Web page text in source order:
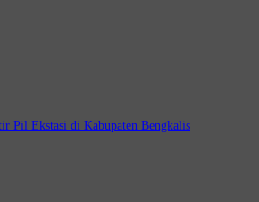
Pil Ekstasi di Kabupaten Bengkalis